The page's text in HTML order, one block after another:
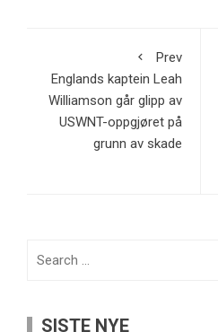
Prev
Englands kaptein Leah
Williamson går glipp av
USWNT-oppgjøret på
grunn av skade
SISTE NYE